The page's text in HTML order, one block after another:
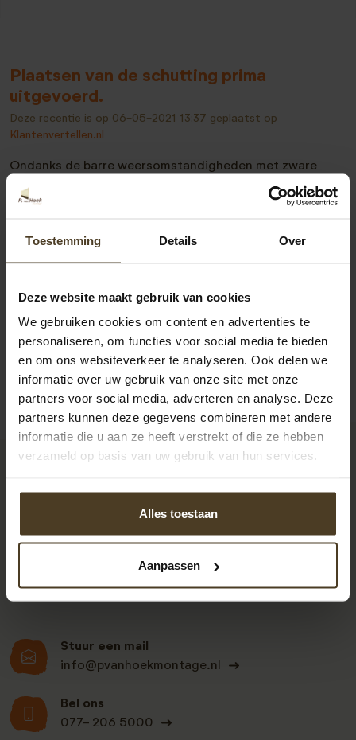
Toestemming Details Over
Deze website maakt gebruik van cookies
We gebruiken cookies om content en advertenties te
personaliseren, om functies voor social media te bieden
en om ons websiteverkeer te analyseren. Ook delen we
informatie over uw gebruik van onze site met onze
partners voor social media, adverteren en analyse. Deze
partners kunnen deze gegevens combineren met andere
informatie die u aan ze heeft verstrekt of die ze hebben
verzameld op basis van uw gebruik van hun services.
Alles toestaan
Aanpassen
Plaatsen van de schutting prima
uitgevoerd.
Deze recentie is op 06-05-2021 13:37 geplaatst op
Klantenvertellen.nl
Ondanks de barre weersomstandigheden met zware
regen en flinke wind bleven de mannen goedgehumeurd
en hebben zij de schutting met betonpalen prima
Bekijk alle recensies
Stuur een mail
info@pvanhoekmontage.nl
Bel ons
077- 206 5000
Klanten beoordelen